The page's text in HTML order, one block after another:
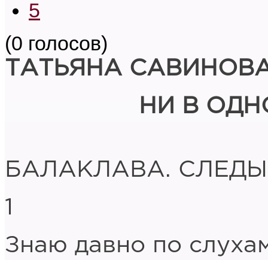
5
(0 голосов)
ТАТЬЯНА
НИ В
БАЛАКЛАВА. СЛЕДЫ
1
Знаю давно по